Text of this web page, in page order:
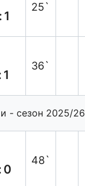
25`
36`
- сезон 2025/26
48`